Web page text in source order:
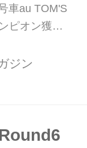
車au TOM'S
ピオン獲
で初制覇 12
スーパーGT
れた。9月1日
ジン